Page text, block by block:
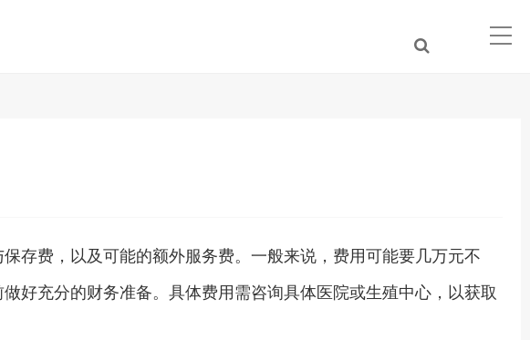
存费，以及可能的额外服务费。一般来说，费用可能要几万元不
好充分的财务准备。具体费用需咨询具体医院或生殖中心，以获取